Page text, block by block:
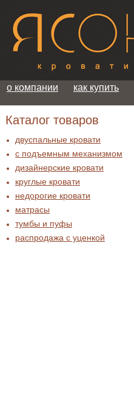
о компании как купить
Каталог товаров
двуспальные кровати
с подъемным механизмом
дизайнерские кровати
круглые кровати
недорогие кровати
матрасы
тумбы и пуфы
распродажа c уценкой